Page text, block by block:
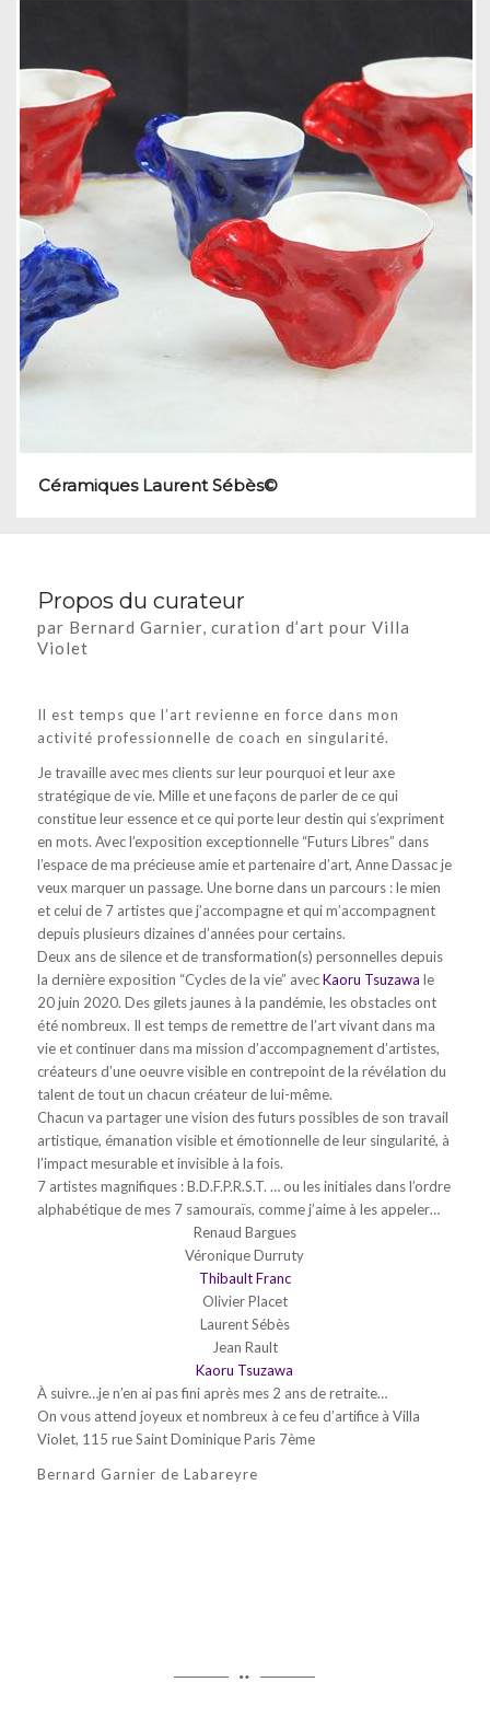
Céramiques Laurent Sébès©
Propos du curateur
par Bernard Garnier, curation d’art pour Villa
Violet
Il est temps que l’art revienne en force dans mon
activité professionnelle de coach en singularité.
Je travaille avec mes clients sur leur pourquoi et leur axe
stratégique de vie. Mille et une façons de parler de ce qui
constitue leur essence et ce qui porte leur destin qui s’expriment
en mots. Avec l’exposition exceptionnelle “Futurs Libres” dans
l’espace de ma précieuse amie et partenaire d’art, Anne Dassac je
veux marquer un passage. Une borne dans un parcours : le mien
et celui de 7 artistes que j’accompagne et qui m’accompagnent
depuis plusieurs dizaines d’années pour certains.
Deux ans de silence et de transformation(s) personnelles depuis
la dernière exposition “Cycles de la vie” avecKaoru Tsuzawa le
20 juin 2020. Des gilets jaunes à la pandémie, les obstacles ont
été nombreux. Il est temps de remettre de l’art vivant dans ma
vie et continuer dans ma mission d’accompagnement d’artistes,
créateurs d’une oeuvre visible en contrepoint de la révélation du
talent de tout un chacun créateur de lui-même.
Chacun va partager une vision des futurs possibles de son travail
artistique, émanation visible et émotionnelle de leur singularité, à
l’impact mesurable et invisible à la fois.
7 artistes magnifiques : B.D.F.P.R.S.T. … ou les initiales dans l’ordre
alphabétique de mes 7 samouraïs, comme j’aime à les appeler…
Renaud Bargues
Véronique Durruty
Thibault Franc
Olivier Placet
Laurent Sébès
Jean Rault
Kaoru Tsuzawa
À suivre…je n’en ai pas fini après mes 2 ans de retraite…
On vous attend joyeux et nombreux à ce feu d’artifice à Villa
Violet, 115 rue Saint Dominique Paris 7ème
Bernard Garnier de Labareyre